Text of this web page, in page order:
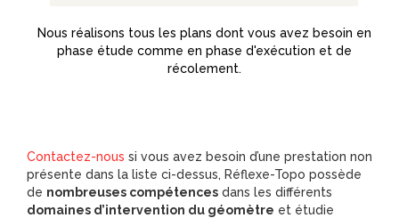
Nous réalisons tous les plans dont vous avez besoin en
phase étude comme en phase d'exécution et de
récolement.
Contactez-nous si vous avez besoin d’une prestation non
présente dans la liste ci-dessus, Réflexe-Topo possède
de nombreuses compétences dans les différents
domaines d’intervention du géomètre et étudie